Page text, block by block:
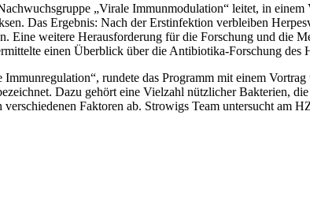
„Virale Immunmodulation“ leitet, in
Das Ergebnis: Nach der Erstinfektion verbleiben
Eine weitere Herausforderung für die Forschung und die
einen Überblick über die Antibiotika-Forschung des
rundete das Programm mit einem
Dazu gehört eine Vielzahl nützlicher Bakterien,
Faktoren ab. Strowigs Team untersucht